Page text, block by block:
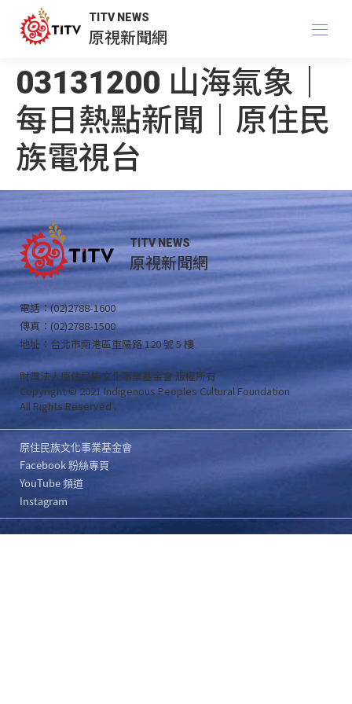
TITV NEWS
原視新聞網
03131200 山海氣象｜
每日熱點新聞｜原住民
族電視台
TITV NEWS
原視新聞網
電話：(02)2788-1600
傳真：(02)2788-1500
地址：台北市南港區重陽路 120 號 5 樓
財團法人原住民族文化事業基金會 版權所有
Copyright © 2021 Indigenous Peoples Cultural Foundation
All Rights Reserved .
原住民族文化事業基金會
Facebook 粉絲專頁
YouTube 頻道
Instagram